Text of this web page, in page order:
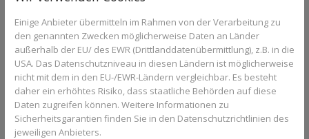
Einige Anbieter übermitteln im Rahmen von der Verarbeitung zu
den genannten Zwecken möglicherweise Daten an Länder
außerhalb der EU/ des EWR (Drittlanddatenübermittlung), z.B. in die
USA. Das Datenschutzniveau in diesen Ländern ist möglicherweise
nicht mit dem in den EU-/EWR-Ländern vergleichbar. Es besteht
daher ein erhöhtes Risiko, dass staatliche Behörden auf diese
Daten zugreifen können. Weitere Informationen zu
Sicherheitsgarantien finden Sie in den Datenschutzrichtlinien des
jeweiligen Anbieters.